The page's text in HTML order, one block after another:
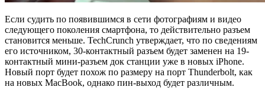
Если судить по появившимся в сети фотографиям и видео
следующего поколения смартфона, то действительно разъем
становится меньше. TechCrunch утверждает, что по сведениям
его источником, 30-контактный разъем будет заменен на 19-
контактный мини-разъем док станции уже в новых iPhone.
Новый порт будет похож по размеру на порт Thunderbolt, как
на новых MacBook, однако пин-выход будет различным.